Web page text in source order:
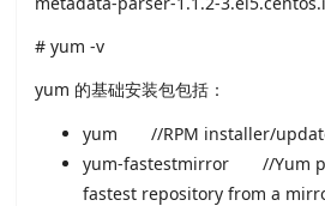
# yum -v
yum 的基础安装包包括：
yum //RPM installer/
yum-fastestmirror //Yum
fastest repository from a